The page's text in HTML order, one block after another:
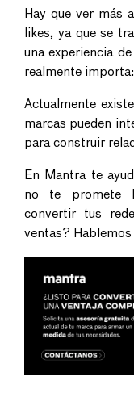
Hay que ver más
likes, ya que se
una experiencia
realmente
Actualmente
marcas pueden
para construir
En Mantra te
no te promete
convertir tus
ventas?